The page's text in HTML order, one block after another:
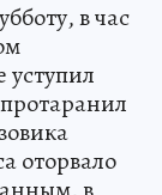
в час
оторвало